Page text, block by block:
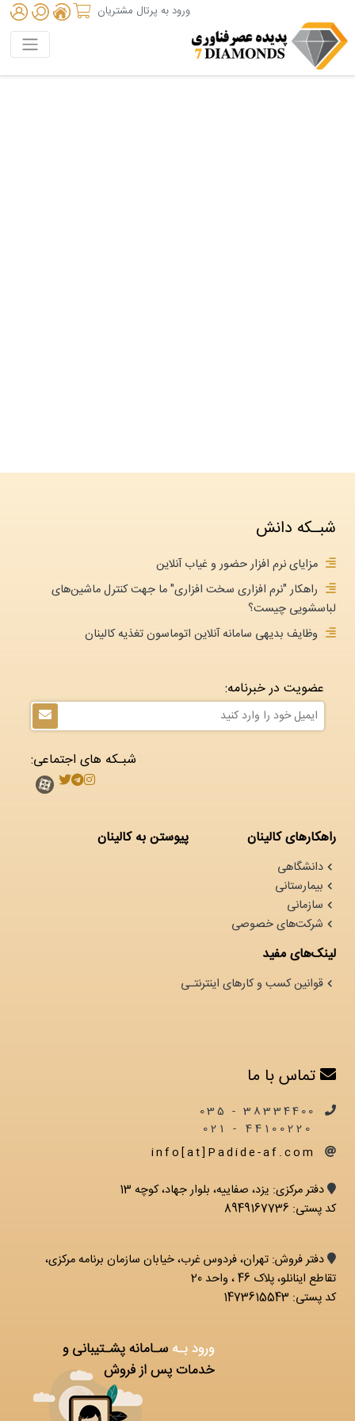
ورود به پرتال مشتریان
شبـکه دانش
مزایای نرم افزار حضور و غیاب آنلاین
راهکار "نرم افزاری سخت افزاری" ما جهت کنترل ماشین‌های
لباسشویی چیست؟
وظایف بدیهی سامانه آنلاین اتوماسون تغذیه کالینان
عضویت در خبرنامه:
شبـکه های اجتماعی:
راهکارهای کالینان
دانشگاهی
بیمارستانی
سازمانی
شرکت‌های خصوصی
پیوستن به کالینان
لینک‌های مفید
قوانین کسب و کارهای اینترنتـی
تماس با ما
38334400 - 035
info[at]Padide-af.com
دفتر مرکزی: يزد، صفاییه، بلوار جهاد، کوچه 13
کد پستی: 8949167736
دفتر فروش: تهران، فردوس غرب، خیابان سازمان برنامه مرکزی،
تقاطع اینانلو، پلاک 46 ، واحد 20
کد پستی: 1473615543